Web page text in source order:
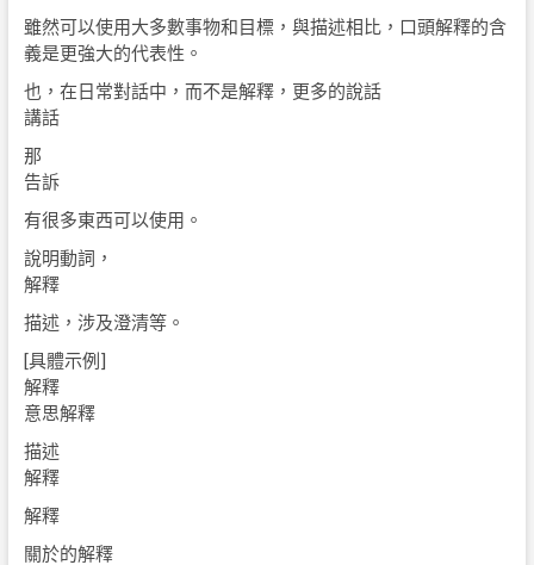
雖然可以使用大多數事物和目標，與描述相比，口頭解釋的含
義是更強大的代表性。
也，在日常對話中，而不是解釋，更多的說話
講話
那
告訴
有很多東西可以使用。
說明動詞，
解釋
描述，涉及澄清等。
[具體示例]
解釋
意思解釋
描述
解釋
解釋
關於的解釋